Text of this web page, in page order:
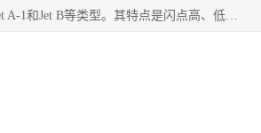
航空煤油（Jet Fuel）是专门为喷气式航空发动机设计的高纯度燃料，主要分为Jet A、Jet A-1和Jet B等类型。其特点是闪点高、低温流动性好，并添加了抗静电剂和抗氧化剂以确保飞行安全。航空煤油需